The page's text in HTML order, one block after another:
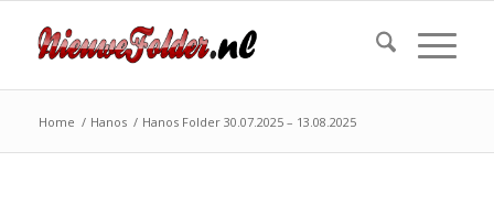
Home / Hanos / Hanos Folder 30.07.2025 – 13.08.2025